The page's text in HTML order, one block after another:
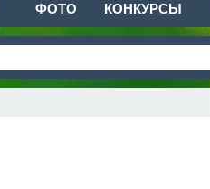
ФОТО КОНКУРСЫ